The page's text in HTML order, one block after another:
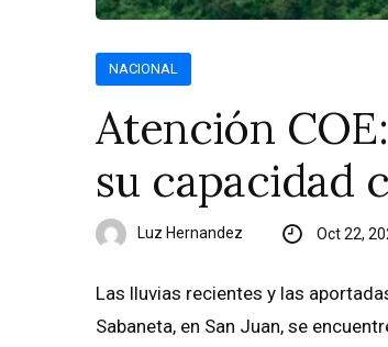
NACIONAL
Atención
su capacidad
Luz Hernandez Oct 22,
Las lluvias recientes y las
Sabaneta, en San Juan, se